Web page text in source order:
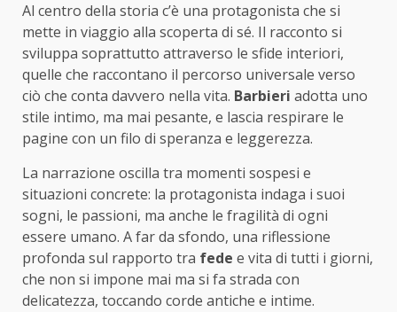
Al centro della storia c’è una protagonista che si
mette in viaggio alla scoperta di sé. Il racconto si
sviluppa soprattutto attraverso le sfide interiori,
quelle che raccontano il percorso universale verso
ciò che conta davvero nella vita. Barbieri adotta uno
stile intimo, ma mai pesante, e lascia respirare le
pagine con un filo di speranza e leggerezza.
La narrazione oscilla tra momenti sospesi e
situazioni concrete: la protagonista indaga i suoi
sogni, le passioni, ma anche le fragilità di ogni
essere umano. A far da sfondo, una riflessione
profonda sul rapporto tra fede e vita di tutti i giorni,
che non si impone mai ma si fa strada con
delicatezza, toccando corde antiche e intime.